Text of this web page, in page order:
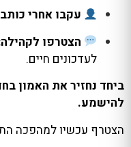
עקבו אחרי
הצטרפו
לעדכונים חיים.
ביחד נחזיר את האמון
להישמע.
הצטרף עכשיו למהפכה